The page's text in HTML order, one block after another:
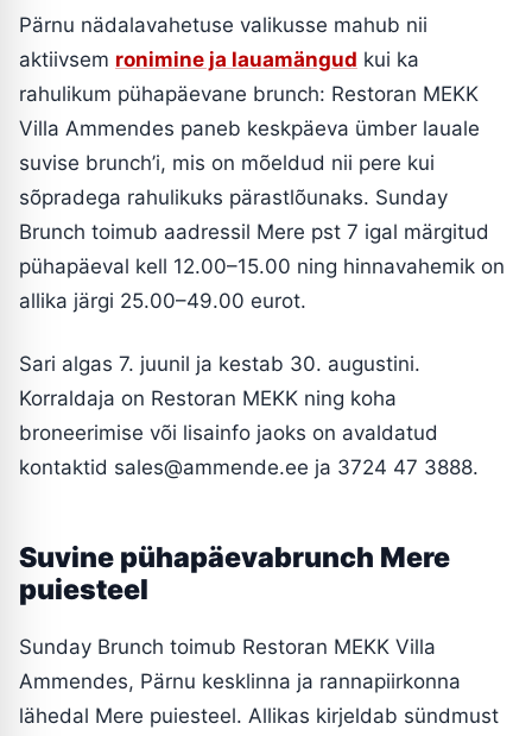
Pärnu nädalavahetuse valikusse mahub nii
aktiivsem ronimine ja lauamängud kui ka
rahulikum pühapäevane brunch: Restoran MEKK
Villa Ammendes paneb keskpäeva ümber lauale
suvise brunch’i, mis on mõeldud nii pere kui
sõpradega rahulikuks pärastlõunaks. Sunday
Brunch toimub aadressil Mere pst 7 igal märgitud
pühapäeval kell 12.00–15.00 ning hinnavahemik on
allika järgi 25.00–49.00 eurot.
Sari algas 7. juunil ja kestab 30. augustini.
Korraldaja on Restoran MEKK ning koha
broneerimise või lisainfo jaoks on avaldatud
kontaktid sales@ammende.ee ja 3724 47 3888.
Suvine pühapäevabrunch Mere
puiesteel
Sunday Brunch toimub Restoran MEKK Villa
Ammendes, Pärnu kesklinna ja rannapiirkonna
lähedal Mere puiesteel. Allikas kirjeldab sündmust